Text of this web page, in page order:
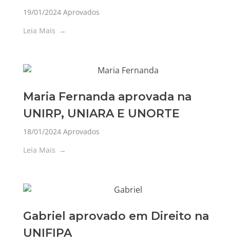
19/01/2024 Aprovados
Leia Mais
Maria Fernanda aprovada na
UNIRP, UNIARA E UNORTE
18/01/2024 Aprovados
Leia Mais
Gabriel aprovado em Direito na
UNIFIPA